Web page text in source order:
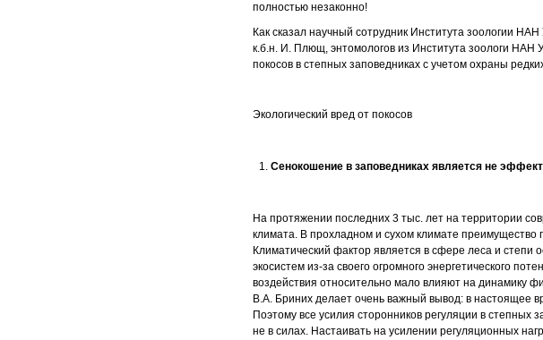
полностью незаконно!
Как сказал научный сотрудник Института зоологии
к.б.н. И. Плющ, энтомологов из Института зоологи НАН
покосов в степных заповедниках с учетом охраны
Экологический вред от покосов
Сенокошение в заповедниках является не
На протяжении последних 3 тыс. лет на территории
климата. В прохладном и сухом климате
Климатический фактор является в сфере леса и степи
экосистем из-за своего огромного энергетического
воздействия относительно мало влияют на динамику
В.А. Бриних делает очень важный вывод: в настоящее
Поэтому все усилия сторонников регуляции в степных
не в силах. Настаивать на усилении регуляционных